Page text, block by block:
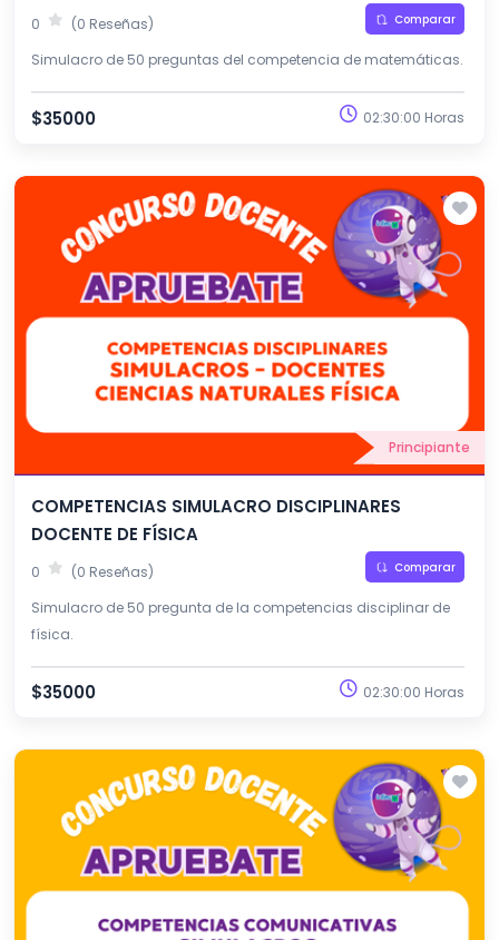
0 (0 Reseñas) Comparar
Simulacro de 50 preguntas del competencia de matemáticas.
$35000 02:30:00 Horas
Principiante
COMPETENCIAS SIMULACRO DISCIPLINARES
DOCENTE DE FÍSICA
0 (0 Reseñas) Comparar
Simulacro de 50 pregunta de la competencias disciplinar de
física.
$35000 02:30:00 Horas